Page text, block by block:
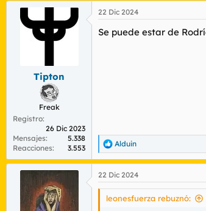
Tipton
Freak
Registro
26 Dic 2023
Mensajes
5.338
Reacciones
3.553
22 Dic 2024
Se puede estar de
R
e
a
c
c
Alduin
22 Dic 2024
leonesfuerza rebuznó: